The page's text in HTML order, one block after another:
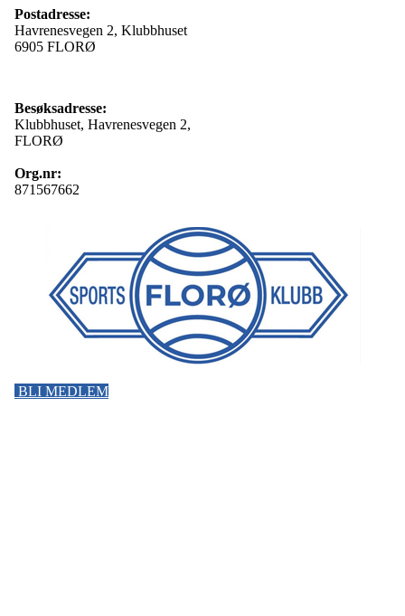
Postadresse:
Havrenesvegen 2, Klubbhuset
6905 FLORØ
Besøksadresse:
Klubbhuset, Havrenesvegen 2,
FLORØ
Org.nr:
871567662
BLI MEDLEM